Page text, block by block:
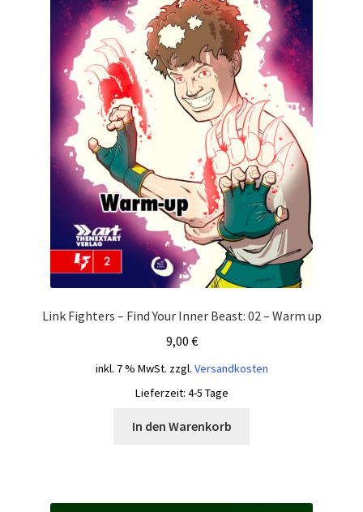
Link Fighters – Find Your Inner Beast: 02 – Warm up
9,00 €
inkl. 7 % MwSt. zzgl. Versandkosten
Lieferzeit: 4-5 Tage
In den Warenkorb